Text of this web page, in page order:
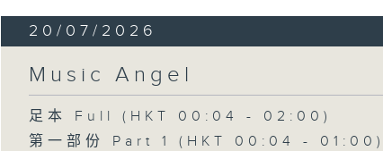
20/07/2026
Music Angel
足本 Full (HKT 00:04 - 02:00)
第一部份 Part 1 (HKT 00:04 - 01:00)